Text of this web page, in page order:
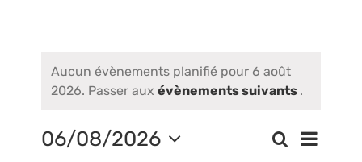
Évènements
for
6
Notice
Aucun évènements planifié pour 6 août
2026. Passer aux évènements suivants .
Recherche
Jour
06/08/2026